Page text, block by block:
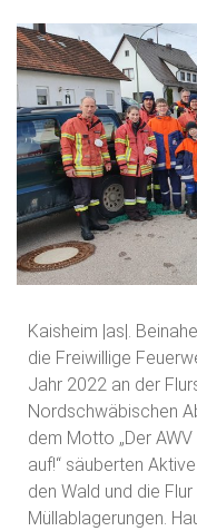
Kaisheim |as|.
die Freiwillige
Jahr 2022 an der
Nordschwäbischen
dem Motto „Der
auf!“ säuberten
den Wald und die
Müllablagerungen.